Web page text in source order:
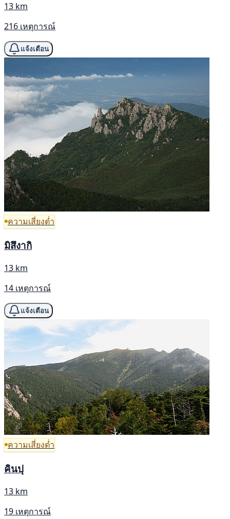
13 km
216 เหตุการณ์
แจ้งเตือน
ความเสี่ยงต่ำ
มิสึงากิ
13 km
14 เหตุการณ์
แจ้งเตือน
ความเสี่ยงต่ำ
คินปุ
13 km
19 เหตุการณ์